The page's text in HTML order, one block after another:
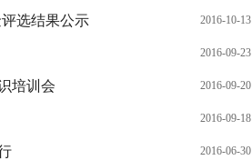
选结果公示 2016-10-13
2016-09-23
培训会 2016-09-20
2016-09-18
2016-06-30